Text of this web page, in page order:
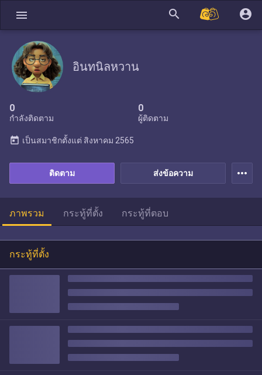
menu search account_circle
อินทนิลหวาน
0
กำลังติดตาม
0
ผู้ติดตาม
ส่งข้อความ
ติดตาม
today เป็นสมาชิกตั้งแต่ สิงหาคม 2565
more_horiz
ภาพรวม กระทู้ที่ตั้ง กระทู้ที่ตอบ
กระทู้ที่ตั้ง